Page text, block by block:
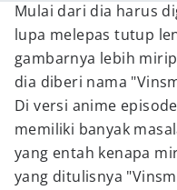
Mulai dari dia harus
lupa melepas tutup
gambarnya lebih
dia diberi nama
Di versi anime
memiliki banyak
yang entah kenapa
yang ditulisnya